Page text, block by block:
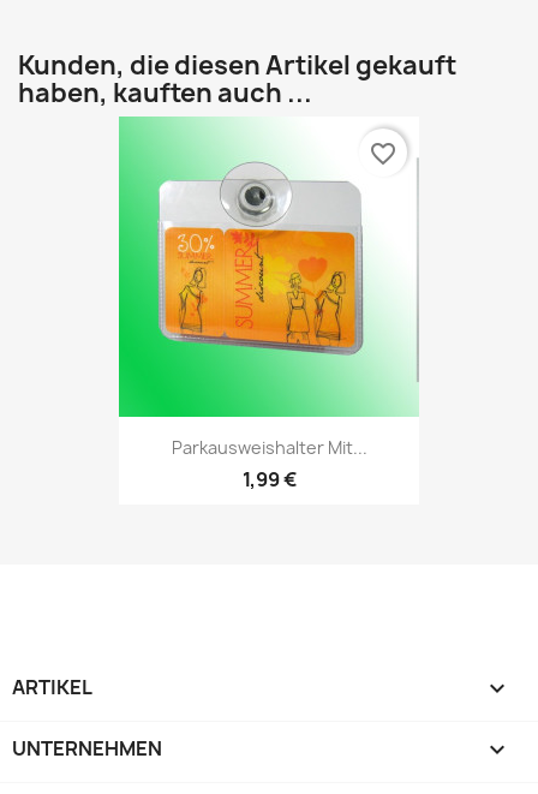
Kunden, die diesen Artikel gekauft
haben, kauften auch ...
Parkausweishalter Mit...
1,99 €
favorite_border
ARTIKEL 
UNTERNEHMEN 